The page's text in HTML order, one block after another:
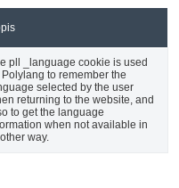
pll _language cookie is used
Polylang to remember the
selected by the user
returning to the website, and
to get the language
when not available in
way.